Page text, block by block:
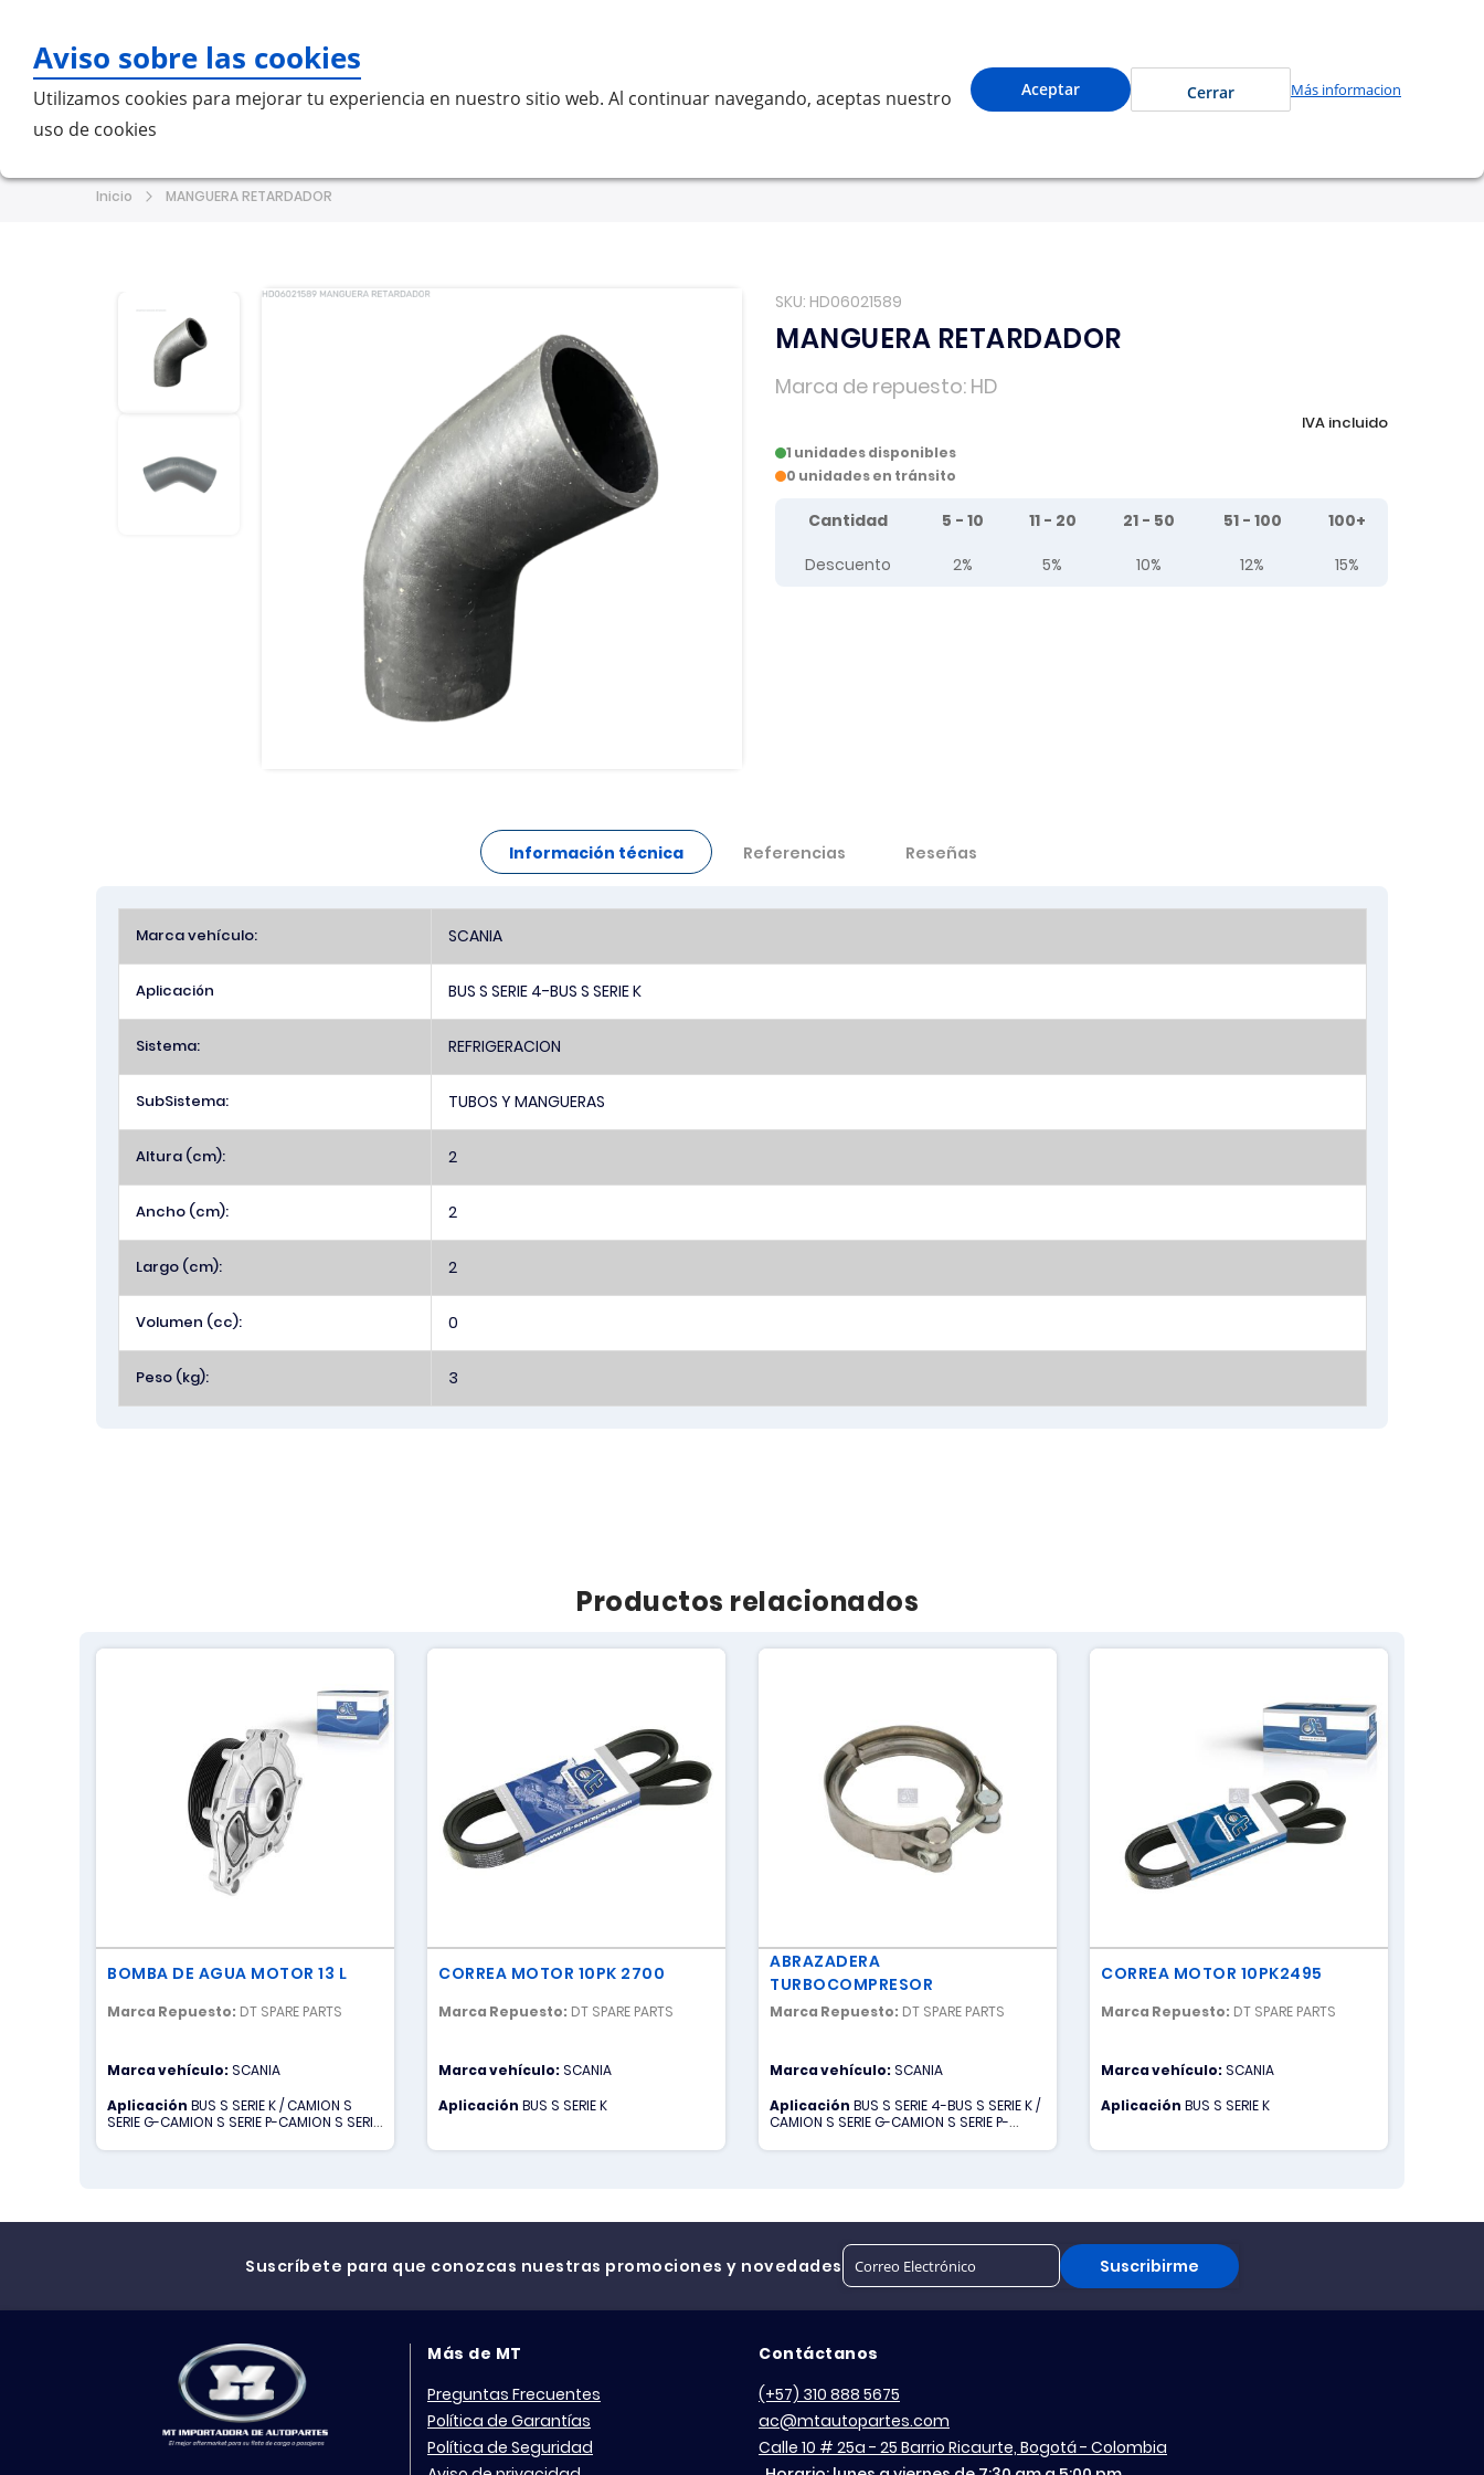
Aviso sobre las cookies
Utilizamos cookies para mejorar tu experiencia en nuestro sitio web. Al continuar navegando, aceptas nuestro
uso de cookies
Aceptar Cerrar Más informacion
Buscar
Cuenta Mi Carrito
Inicio MANGUERA RETARDADOR
SKU HD06021589
MANGUERA RETARDADOR
Marca de repuesto HD
IVA incluido
1 unidades disponibles
0 unidades en tránsito
Tier prices table
Cantidad 5 - 10 11 - 20 21 - 50 51 - 100
100+
Descuento
2% 5% 10% 12% 15%
imágenes
comienzo
imágenes
Información técnica
Información
Marca vehículo: SCANIA
Aplicación BUS S SERIE 4-BUS S SERIE K
Sistema: REFRIGERACION
SubSistema: TUBOS Y MANGUERAS
Altura (cm): 2
Ancho (cm): 2
Largo (cm): 2
Volumen (cc): 0
Peso (kg): 3
Referencias Reseñas
Productos relacionados
BOMBA DE AGUA MOTOR 13 L
Marca Repuesto: DT SPARE PARTS
Marca vehículo:SCANIA
Aplicación BUS S SERIE K / CAMION S
SERIE G-CAMION S SERIE P-CAMION S SERIE
CORREA MOTOR 10PK 2700
Marca Repuesto: DT SPARE PARTS
Marca vehículo:SCANIA
Aplicación BUS S SERIE K
ABRAZADERA
TURBOCOMPRESOR
Marca Repuesto: DT SPARE PARTS
Marca vehículo:SCANIA
Aplicación BUS S SERIE 4-BUS S SERIE K /
CAMION S SERIE G-CAMION S SERIE P-
CORREA MOTOR 10PK2495
Marca Repuesto: DT SPARE PARTS
Marca vehículo:SCANIA
Aplicación BUS S SERIE K
Suscríbete para que conozcas nuestras promociones y novedades Suscribirme
Más de MT
Preguntas Frecuentes
Política de Garantías
Política de Seguridad
Contáctanos
(+57) 310 888 5675
ac@mtautopartes.com
Calle 10 # 25a - 25 Barrio Ricaurte, Bogotá - Colombia